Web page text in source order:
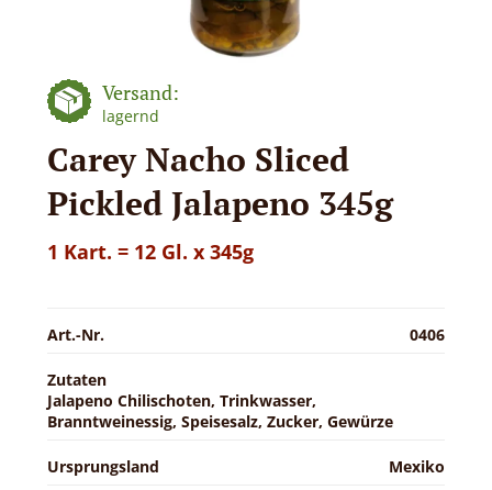
Versand:
lagernd
Carey Nacho Sliced
Pickled Jalapeno 345g
1 Kart. = 12 Gl. x 345g
Art.-Nr. 0406
Zutaten
Jalapeno Chilischoten, Trinkwasser,
Branntweinessig, Speisesalz, Zucker, Gewürze
Ursprungsland Mexiko